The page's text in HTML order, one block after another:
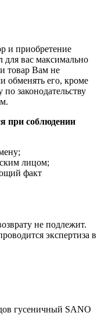
и приобретение
для вас максимально
товар Вам не
обменять его, кроме
законодательству
при соблюдении
лицом;
факт
не подлежит.
экспертиза в